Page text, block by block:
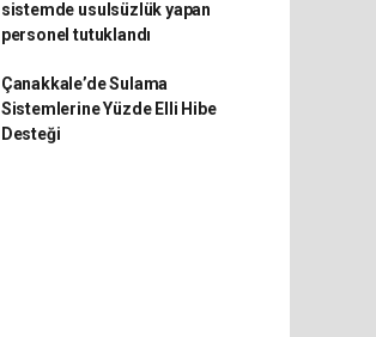
sistemde usulsüzlük yapan
personel tutuklandı
Çanakkale’de Sulama
Sistemlerine Yüzde Elli Hibe
Desteği